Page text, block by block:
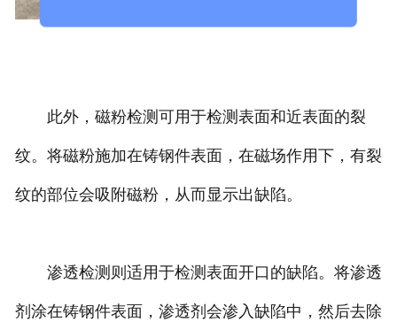
此外，磁粉检测可用于检测表面和近表面的裂
纹。将磁粉施加在铸钢件表面，在磁场作用下，有裂
纹的部位会吸附磁粉，从而显示出缺陷。
渗透检测则适用于检测表面开口的缺陷。将渗透
剂涂在铸钢件表面，渗透剂会渗入缺陷中，然后去除